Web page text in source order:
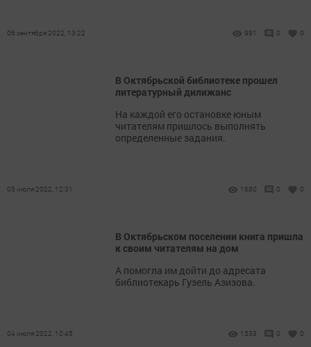
06 сентября 2022, 13:22 991 0 0
В Октябрьской библиотеке прошел
литературный дилижанс
На каждой его остановке юным
читателям пришлось выполнять
определенные задания.
05 июля 2022, 12:31 1680 0 0
В Октябрьском поселении книга пришла
к своим читателям на дом
А помогла им дойти до адресата
библиотекарь Гузель Азизова.
04 июля 2022, 10:45 1533 0 0